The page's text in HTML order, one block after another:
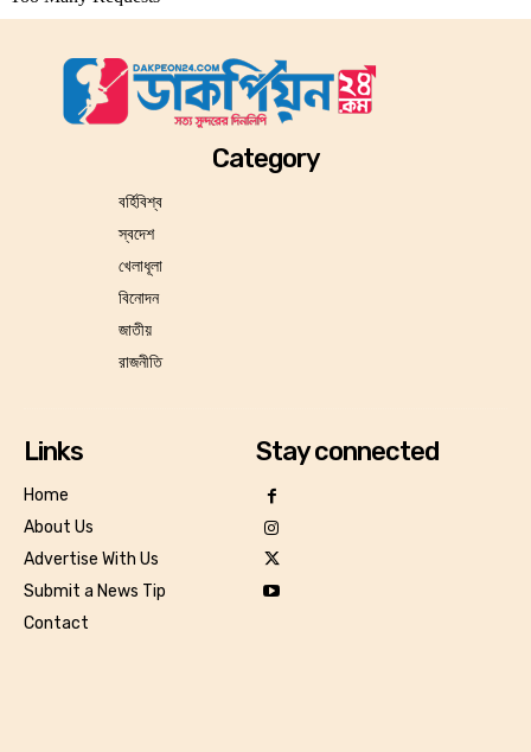
Category
বর্হিবিশ্ব
স্বদেশ
খেলাধূলা
বিনোদন
জাতীয়
রাজনীতি
Links
Home
About Us
Advertise With Us
Submit a News Tip
Contact
Stay connected